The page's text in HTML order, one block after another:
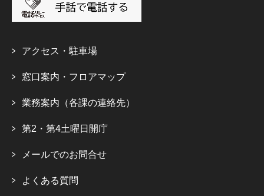
アクセス・駐車場
窓口案内・フロアマップ
業務案内（各課の連絡先）
第2・第4土曜日開庁
メールでのお問合せ
よくある質問